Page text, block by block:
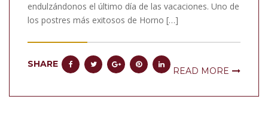
endulzándonos el último día de las vacaciones. Uno de
los postres más exitosos de Horno […]
SHARE
READ MORE